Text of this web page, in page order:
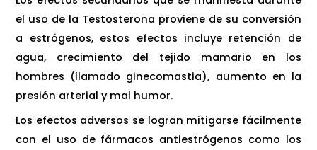
el uso de la Testosterona proviene de su conversión
a estrógenos, estos efectos incluye retención de
agua, crecimiento del tejido mamario en los
hombres (llamado ginecomastia), aumento en la
presión arterial y mal humor.
Los efectos adversos se logran mitigarse fácilmente
con el uso de fármacos antiestrógenos como los